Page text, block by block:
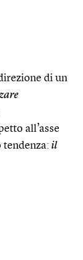
di un
all’asse
il